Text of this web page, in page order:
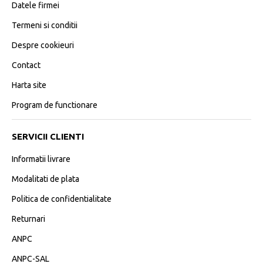
Datele firmei
Termeni si conditii
Despre cookieuri
Contact
Harta site
Program de functionare
SERVICII CLIENTI
Informatii livrare
Modalitati de plata
Politica de confidentialitate
Returnari
ANPC
ANPC-SAL